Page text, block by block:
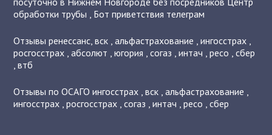
обработки трубы , Бот приветствия телеграм
Отзывыренессанс,вск ,альфастрахование ,ингосстрах ,
росгосстрах ,абсолют ,югория ,согаз ,интач ,ресо ,сбер
,втб
Отзывы по ОСАГОингосстрах ,вск ,альфастрахование ,
ингосстрах ,росгосстрах ,согаз ,интач ,ресо ,сбер